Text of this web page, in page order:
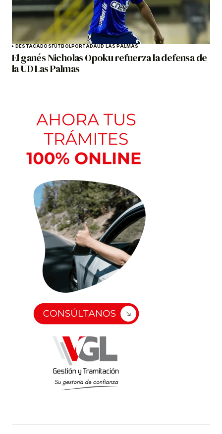
DESTACADOSFÚTBOLPORTADAUD LAS PALMAS
El ganés Nicholas Opoku refuerza la defensa de
la UD Las Palmas